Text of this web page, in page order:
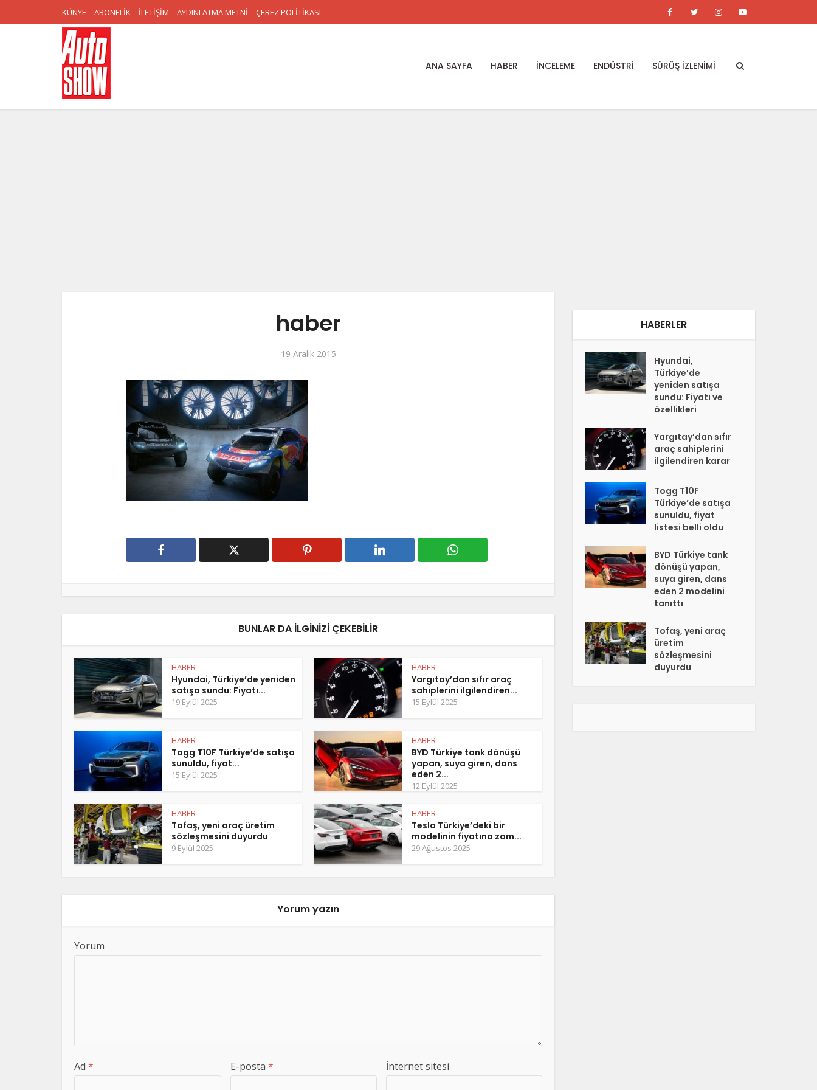
KÜNYE ABONELİK İLETİŞİM AYDINLATMA METNİ ÇEREZ POLİTİKASI
ANA SAYFA HABER İNCELEME ENDÜSTRİ SÜRÜŞ İZLENİMİ
haber
19 Aralık 2015
BUNLAR DA ILGINIZI ÇEKEBILIR
HABER
Hyundai, Türkiye’de yeniden
satışa sundu: Fiyatı...
19 Eylül 2025
HABER
Yargıtay’dan sıfır araç
sahiplerini ilgilendiren...
15 Eylül 2025
HABER
Togg T10F Türkiye’de satışa
sunuldu, fiyat...
15 Eylül 2025
HABER
BYD Türkiye tank dönüşü
yapan, suya giren, dans
eden 2...
12 Eylül 2025
HABER
Tofaş, yeni araç üretim
sözleşmesini duyurdu
9 Eylül 2025
HABER
Tesla Türkiye’deki bir
modelinin fiyatına zam...
29 Ağustos 2025
Yorum yazın
Yorum
Ad * E-posta * İnternet sitesi
HABERLER
Hyundai,
Türkiye’de
yeniden satışa
sundu: Fiyatı ve
özellikleri
Yargıtay’dan sıfır
araç sahiplerini
ilgilendiren karar
Togg T10F
Türkiye’de satışa
sunuldu, fiyat
listesi belli oldu
BYD Türkiye tank
dönüşü yapan,
suya giren, dans
eden 2 modelini
tanıttı
Tofaş, yeni araç
üretim
sözleşmesini
duyurdu